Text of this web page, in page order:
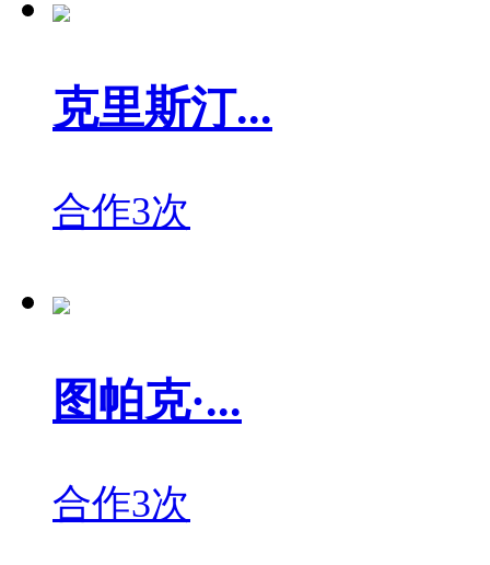
克里斯汀...
合作3次
图帕克·...
合作3次